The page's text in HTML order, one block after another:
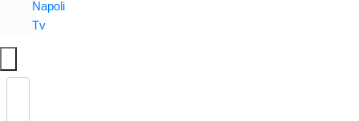
Napoli
Tv